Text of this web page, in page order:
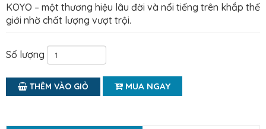
KOYO – một thương hiệu lâu đời và nổi tiếng trên khắp thế
giới nhờ chất lượng vượt trội.
Số lượng
THÊM VÀO GIỎ MUA NGAY